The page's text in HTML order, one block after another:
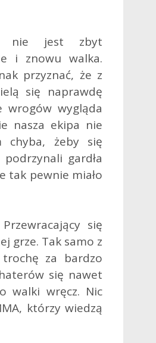
nie jest zbyt
i znowu walka.
przyznać, że z
się naprawdę
wrogów wygląda
nasza ekipa nie
chyba, żeby się
gardła
tak pewnie miało
się
grze. Tak samo z
za bardzo
się nawet
walki wręcz. Nic
którzy wiedzą